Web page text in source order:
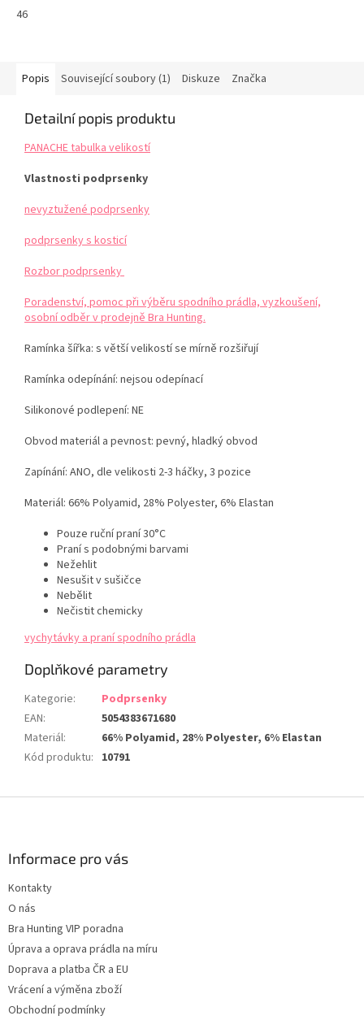
46
Popis Související soubory (1) Diskuze Značka
Detailní popis produktu
PANACHE tabulka velikostí
Vlastnosti podprsenky
nevyztužené podprsenky
podprsenky s kosticí
Rozbor podprsenky
Poradenství, pomoc při výběru spodního prádla, vyzkoušení,
osobní odběr v prodejně Bra Hunting.
Ramínka šířka: s větší velikostí se mírně rozšiřují
Ramínka odepínání: nejsou odepínací
Silikonové podlepení: NE
Obvod materiál a pevnost: pevný, hladký obvod
Zapínání: ANO, dle velikosti 2-3 háčky, 3 pozice
Materiál: 66% Polyamid, 28% Polyester, 6% Elastan
Pouze ruční praní 30°C
Praní s podobnými barvami
Nežehlit
Nesušit v sušičce
Nebělit
Nečistit chemicky
vychytávky a praní spodního prádla
Doplňkové parametry
Kategorie:
Podprsenky
EAN:
5054383671680
Materiál:
66% Polyamid, 28% Polyester, 6% Elastan
Kód produktu: 10791
Informace pro vás
Kontakty
O nás
Bra Hunting VIP poradna
Úprava a oprava prádla na míru
Doprava a platba ČR a EU
Vrácení a výměna zboží
Obchodní podmínky